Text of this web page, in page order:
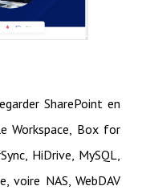
SharePoint en
Workspace, Box for
HiDrive, MySQL,
voire NAS, WebDAV